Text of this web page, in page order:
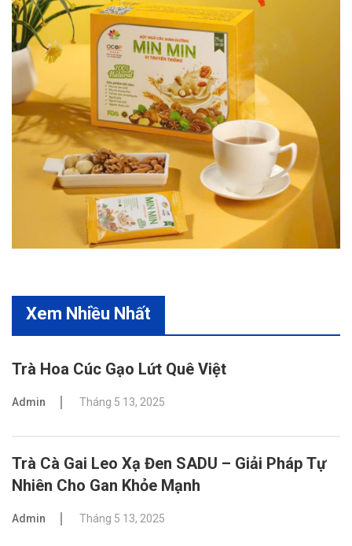
Xem Nhiều Nhất
Trà Hoa Cúc Gạo Lứt Quê Việt
Admin Tháng 5 13, 2025
Trà Cà Gai Leo Xạ Đen SADU – Giải Pháp Tự
Nhiên Cho Gan Khỏe Mạnh
Admin Tháng 5 13, 2025